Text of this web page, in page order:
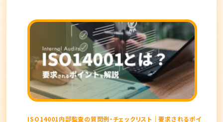
ISO14001内部監査の質問例・チェックリスト｜要求されるポイ